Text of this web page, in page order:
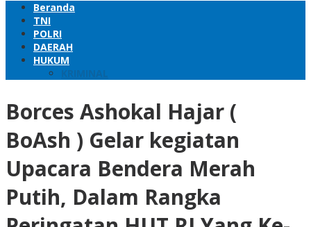
Beranda
TNI
POLRI
DAERAH
HUKUM
KRIMINAL
Borces Ashokal Hajar (
BoAsh ) Gelar kegiatan
Upacara Bendera Merah
Putih, Dalam Rangka